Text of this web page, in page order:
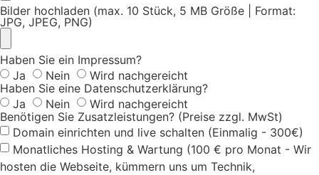
Bilder hochladen (max. 10 Stück, 5 MB Größe | Format:
JPG, JPEG, PNG)
Haben Sie ein Impressum?
Ja
Nein
Wird nachgereicht
Haben Sie eine Datenschutzerklärung?
Ja
Nein
Wird nachgereicht
Benötigen Sie Zusatzleistungen? (Preise zzgl. MwSt)
Domain einrichten und live schalten (Einmalig - 300€)
Monatliches Hosting & Wartung (100 € pro Monat - Wir
hosten die Webseite, kümmern uns um Technik,